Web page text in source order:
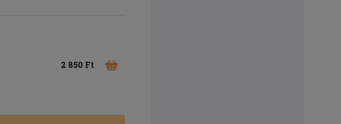
2 850 Ft